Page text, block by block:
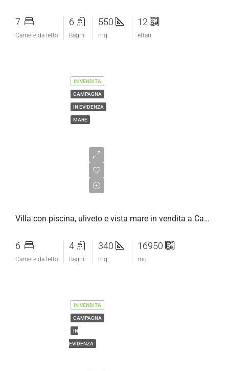
7
Camere da letto
6
Bagni
550
mq
12
ettari
IN VENDITA
CAMPAGNA
IN EVIDENZA
MARE
Villa con piscina, uliveto e vista mare in vendita a Capalbio
6
Camere da letto
4
Bagni
340
mq
16950
mq
IN VENDITA
CAMPAGNA
IN
EVIDENZA